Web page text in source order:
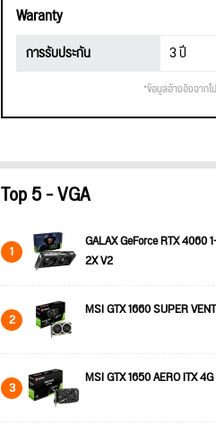
Waranty
การรับประกัน 3 ปี
*ข้อมูลอ้างอิงจาก
Top 5 - VGA
1
GALAX GeForce RTX 4060
2X V2
2 MSI GTX 1660 SUPER
3 MSI GTX 1650 AERO ITX 4G